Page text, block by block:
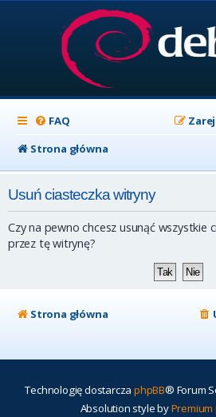
FAQ
Strona główna
Usuń ciasteczka witryny
Czy na pewno chcesz usunąć wszystkie
przez tę witrynę?
Strona główna
Technologię dostarcza phpBB® Forum
Absolution style byPremium